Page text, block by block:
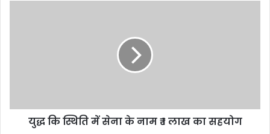
युद्ध कि स्थिति में सेना के नाम ₹ 1 लाख का सहयोग